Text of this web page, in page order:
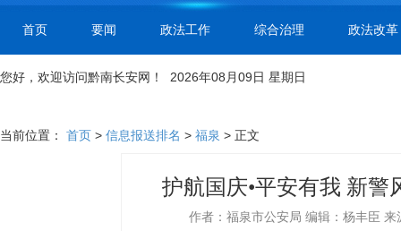
首页 要闻 政法工作 综合治理 政法改革
您好，欢迎访问黔南长安网！ 2026年08月09日 星期日
当前位置： 首页 > 信息报送排名 > 福泉 > 正文
护航国庆•平安有我 新警
作者：福泉市公安局 编辑：杨丰臣 来